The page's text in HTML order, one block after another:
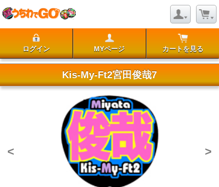
ログイン MYページ カートを見る
Kis-My-Ft2宮田俊哉7
< >